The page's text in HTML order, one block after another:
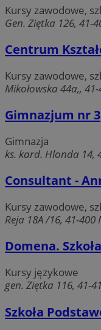
Kursy zawodowe,
Gen. Ziętka 126, 41-
Centrum
Kursy zawodowe,
Mikołowska 44a,,
Gimnazjum nr 3
Gimnazja
ks. kard. Hlonda 14,
Consultant -
Kursy zawodowe,
Reja 18A /16, 41-400
Domena.
Kursy językowe
gen. Ziętka 116, 41-
Szkoła